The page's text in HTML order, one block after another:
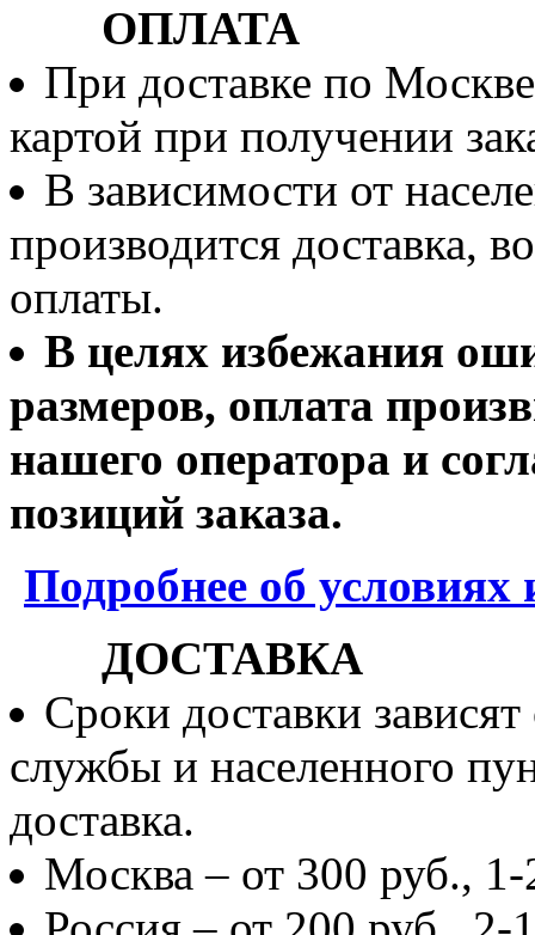
ОПЛАТА
При доставке по
картой при получении
В зависимости от
производится доставка,
оплаты.
В целях избежания
размеров, оплата
нашего оператора и
позиций заказа.
Подробнее об
ДОСТАВКА
Сроки доставки
службы и населенного
доставка.
Москва – от 300 руб.,